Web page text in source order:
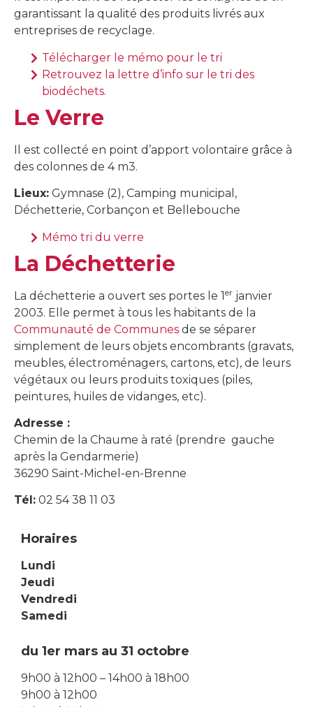
garantissant la qualité des produits livrés aux
entreprises de recyclage.
Télécharger le mémo pour le tri
Retrouvez la lettre d’info sur le tri des
biodéchets.
Le Verre
Il est collecté en point d’apport volontaire grâce à
des colonnes de 4 m3.
Lieux: Gymnase (2), Camping municipal,
Déchetterie, Corbançon et Bellebouche
Mémo tri du verre
La Déchetterie
La déchetterie a ouvert ses portes le 1er janvier
2003. Elle permet à tous les habitants de la
Communauté de Communes de se séparer
simplement de leurs objets encombrants (gravats,
meubles, électroménagers, cartons, etc), de leurs
végétaux ou leurs produits toxiques (piles,
peintures, huiles de vidanges, etc).
Adresse :
Chemin de la Chaume à raté (prendre gauche
après la Gendarmerie)
36290 Saint-Michel-en-Brenne
Tél: 02 54 38 11 03
Horaires
Lundi
Jeudi
Vendredi
Samedi
du 1er mars au 31 octobre
9h00 à 12h00 – 14h00 à 18h00
9h00 à 12h00